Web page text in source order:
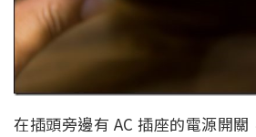
在插頭旁邊有 AC 插座的電源開